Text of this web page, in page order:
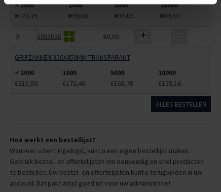
< 1000
1000 5000
10000
€123,75
€99,00 €94,05 €89,10
5035050 €0,00
GRIPZAKKEN 350X450MM TRANSPARANT
< 1000
1000 5000
10000
€215,50
€172,40 €163,78 €155,16
ALLES BESTELLEN
Hoe werkt een bestellijst?
Wanneer u bent ingelogd, kunt u een eigen bestellijst maken.
Gebruik bestel- en offertelijsten om eenvoudig en snel producten
te bestellen. Uw bestel- en offertelijsten kunt u terugvinden in uw
account. Dat pakt altijd goed uit voor uw administratie!